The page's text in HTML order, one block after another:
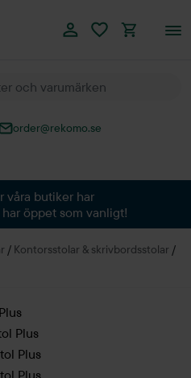
order@rekomo.se
våra butiker har
öppet som vanligt!
/ Kontorsstolar & skrivbordsstolar /